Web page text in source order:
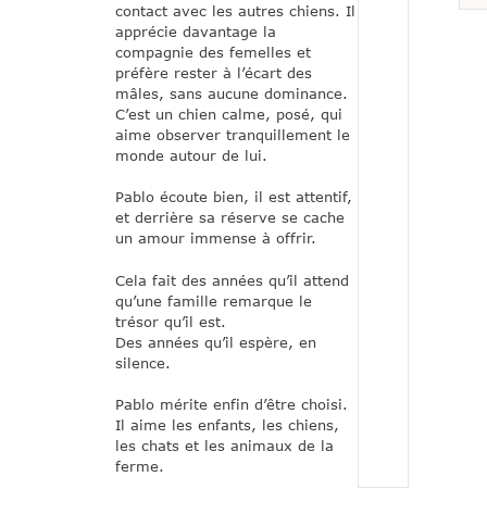
contact avec les autres chiens. Il
apprécie davantage la
compagnie des femelles et
préfère rester à l’écart des
mâles, sans aucune dominance.
C’est un chien calme, posé, qui
aime observer tranquillement le
monde autour de lui.
Pablo écoute bien, il est attentif,
et derrière sa réserve se cache
un amour immense à offrir.
Cela fait des années qu’il attend
qu’une famille remarque le
trésor qu’il est.
Des années qu’il espère, en
silence.
Pablo mérite enfin d’être choisi.
Il aime les enfants, les chiens,
les chats et les animaux de la
ferme.